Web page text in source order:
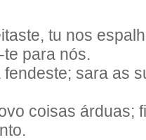
tu nos
para nós.
sara as
coisas árduas;